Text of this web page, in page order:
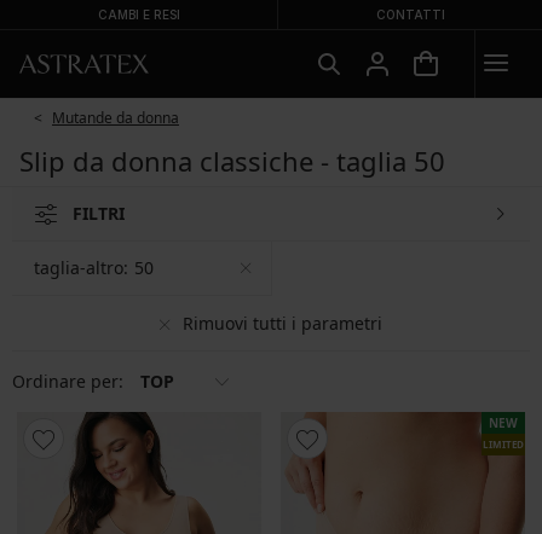
CAMBI E RESI CONTATTI
Mutande da donna
Slip da donna classiche - taglia 50
FILTRI
Rimuovi tutti i parametri
taglia-altro: 50
Ordinare per: TOP
NEW
LIMITED